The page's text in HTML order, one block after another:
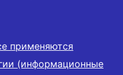
применяются
(информационные